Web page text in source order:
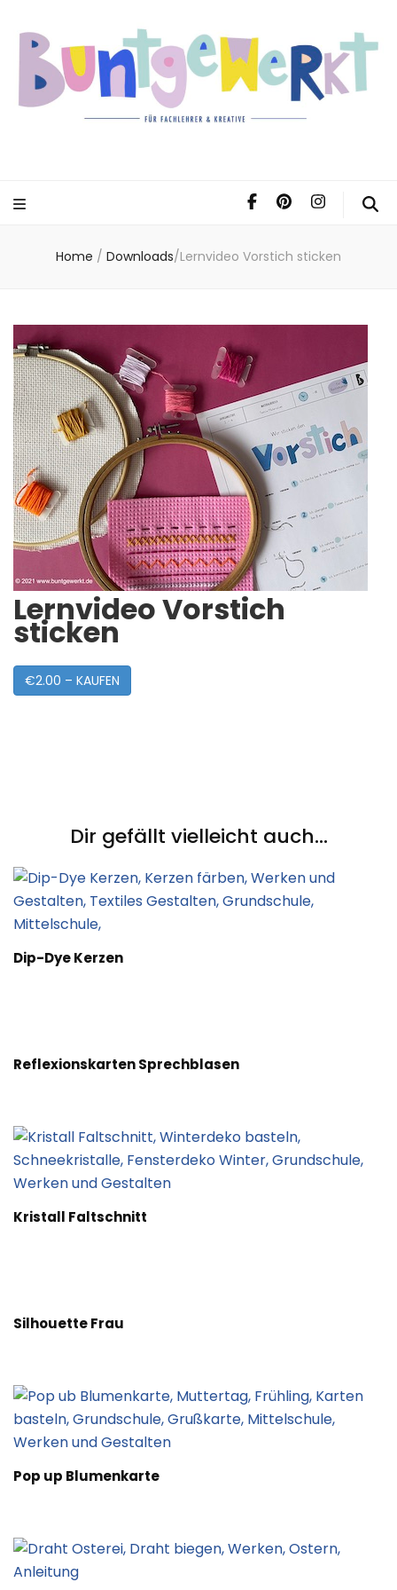
Home / Downloads/Lernvideo Vorstich sticken
Lernvideo Vorstich
sticken
€2.00 – KAUFEN
Dir gefällt vielleicht auch...
Dip-Dye Kerzen
Reflexionskarten Sprechblasen
Kristall Faltschnitt
Silhouette Frau
Pop up Blumenkarte